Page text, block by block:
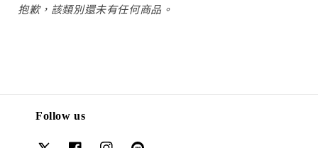
抱歉，該類別還未有任何商品。
Follow us